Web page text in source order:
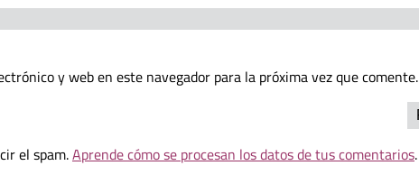
y web en este navegador para la próxima vez que comente.
el spam.Aprende cómo se procesan los datos de tus comentarios.